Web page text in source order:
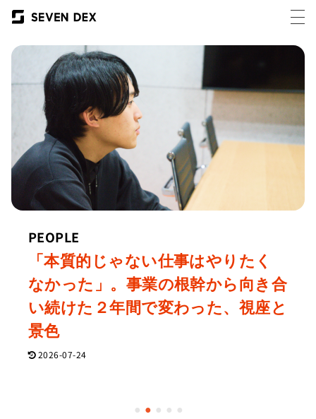
PEOPLE
「本質的じゃない仕事はやりたく
なかった」。事業の根幹から向き合
い続けた２年間で変わった、視座と
景色
2026-07-24
1 2 3 4 5